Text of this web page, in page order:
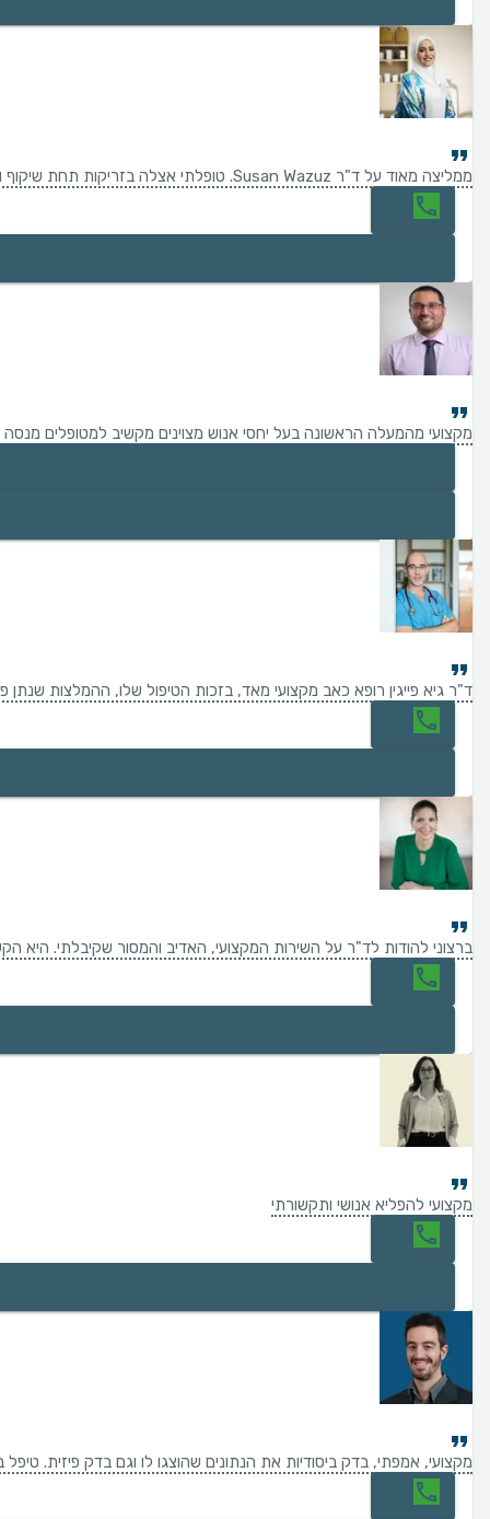
ממליצה מאוד על ד"ר Susan Wazuz. טופלתי אצלה בזריקות תחת שיקוף ובטיפול גלי רדיו לכאבי גב, והחוויה הייתה מצוינת. מקצועית מאוד, אדיבה, נעימה וסבלנית. מסבירה כל שלב בתהליך בצורה ברורה ומרגיעה, עם הרבה יחס אישי ואכפתיות. ממליצה עליה מכל הלב.
מקצועי מהמעלה הראשונה בעל יחסי אנוש מצוינים מקשיב למטופלים מנסה
ד"ר גיא פייגין רופא כאב מקצועי מאד, בזכות הטיפול שלו, ההמלצות
ברצוני להודות לד"ר על השירות המקצועי, האדיב והמסור שקיבלתי. היא
מקצועי להפליא אנושי ותקשורתי
מקצועי, אמפתי, בדק ביסודיות את הנתונים שהוצגו לו וגם בדק פיזית. טיפל